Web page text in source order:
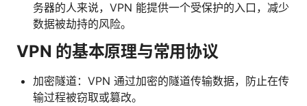
务器的人来说，VPN 能提供一个受保护的入口，减少
数据被劫持的风险。
VPN 的基本原理与常用协议
加密隧道：VPN 通过加密的隧道传输数据，防止在传
输过程被窃取或篡改。